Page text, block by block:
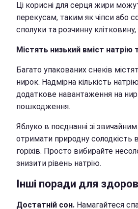
Ці корисні для серця жири
перекусам, таким як чіпси або
сполуки та розчинну
Містять низький вміст натрію
Багато упакованих снеків
нирок. Надмірна кількість
додаткове навантаження на
пошкодження.
Яблуко в поєднанні зі
отримати природну солодкість
горіхів. Просто вибирайте
знизити рівень натрію.
Інші поради для
Достатній сон. Намагайтеся